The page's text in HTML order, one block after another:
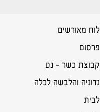
לוח מאורשים
פרסום
קבוצת כשר – נט
נדוניה והלבשה לכלה
לבית